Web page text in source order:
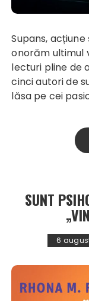
Supans, acțiune și fără îndoială, nopți albe! Să
onorăm ultimul
lecturi pline de
cinci autori de
lăsa pe cei
SUNT
6